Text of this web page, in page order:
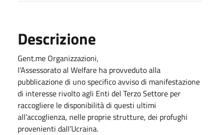
Descrizione
Gent.me Organizzazioni,
l’Assessorato al Welfare ha provveduto alla
pubblicazione di uno specifico avviso di manifestazione
di interesse rivolto agli Enti del Terzo Settore per
raccogliere le disponibilità di questi ultimi
all’accoglienza, nelle proprie strutture, dei profughi
provenienti dall’Ucraina.